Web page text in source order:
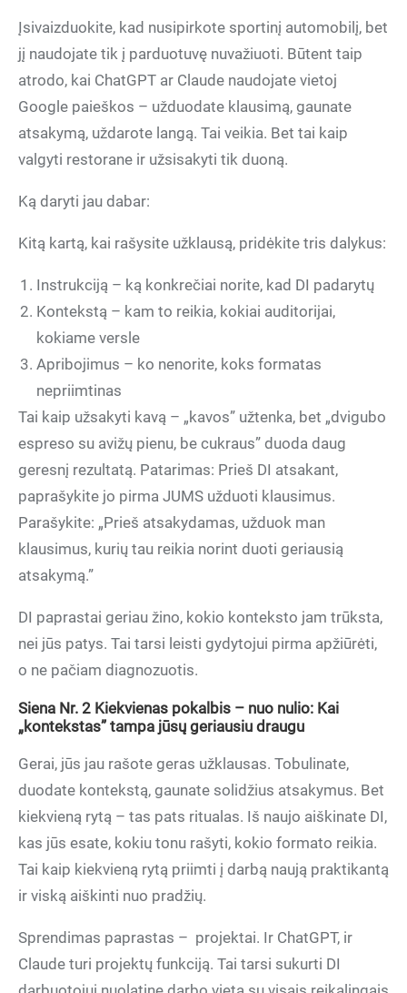
Įsivaizduokite, kad nusipirkote sportinį automobilį, bet
jį naudojate tik į parduotuvę nuvažiuoti. Būtent taip
atrodo, kai ChatGPT ar Claude naudojate vietoj
Google paieškos – užduodate klausimą, gaunate
atsakymą, uždarote langą. Tai veikia. Bet tai kaip
valgyti restorane ir užsisakyti tik duoną.
Ką daryti jau dabar:
Kitą kartą, kai rašysite užklausą, pridėkite tris dalykus:
Instrukciją – ką konkrečiai norite, kad DI padarytų
Kontekstą – kam to reikia, kokiai auditorijai,
kokiame versle
Apribojimus – ko nenorite, koks formatas
nepriimtinas
Tai kaip užsakyti kavą – „kavos” užtenka, bet „dvigubo
espreso su avižų pienu, be cukraus” duoda daug
geresnį rezultatą. Patarimas: Prieš DI atsakant,
paprašykite jo pirma JUMS užduoti klausimus.
Parašykite: „Prieš atsakydamas, užduok man
klausimus, kurių tau reikia norint duoti geriausią
atsakymą.”
DI paprastai geriau žino, kokio konteksto jam trūksta,
nei jūs patys. Tai tarsi leisti gydytojui pirma apžiūrėti,
o ne pačiam diagnozuotis.
Siena Nr. 2 Kiekvienas pokalbis – nuo nulio: Kai
„kontekstas” tampa jūsų geriausiu draugu
Gerai, jūs jau rašote geras užklausas. Tobulinate,
duodate kontekstą, gaunate solidžius atsakymus. Bet
kiekvieną rytą – tas pats ritualas. Iš naujo aiškinate DI,
kas jūs esate, kokiu tonu rašyti, kokio formato reikia.
Tai kaip kiekvieną rytą priimti į darbą naują praktikantą
ir viską aiškinti nuo pradžių.
Sprendimas paprastas – projektai. Ir ChatGPT, ir
Claude turi projektų funkciją. Tai tarsi sukurti DI